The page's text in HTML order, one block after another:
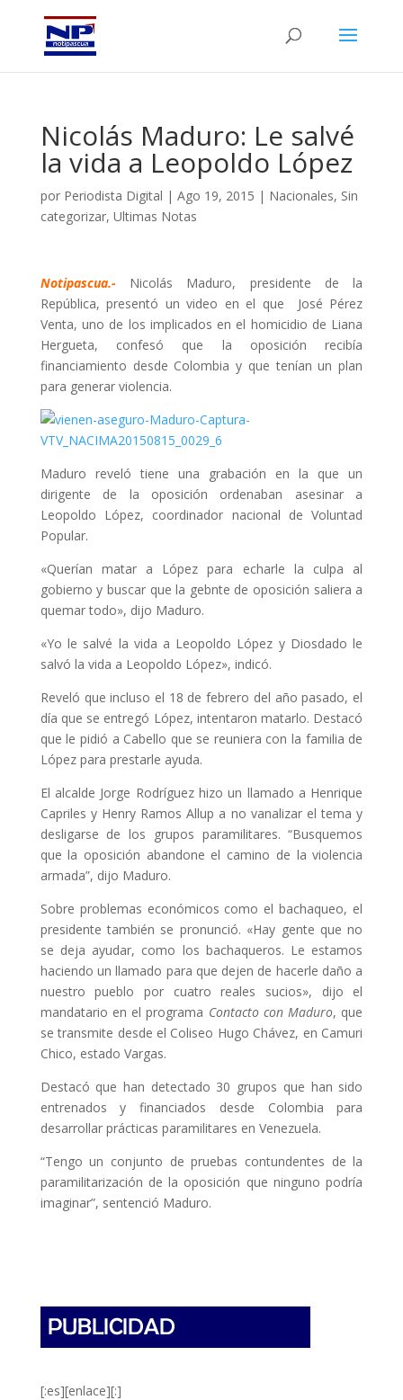
Nicolás Maduro: Le salvé
la vida a Leopoldo López
por Periodista Digital | Ago 19, 2015 | Nacionales, Sin
categorizar, Ultimas Notas
Notipascua.-
Nicolás Maduro, presidente de la
República, presentó un video en el que José Pérez
Venta, uno de los implicados en el homicidio de Liana
Hergueta, confesó que la oposición recibía
financiamiento desde Colombia y que tenían un plan
para generar violencia.
Maduro reveló tiene una grabación en la que un
dirigente de la oposición ordenaban asesinar a
Leopoldo López, coordinador nacional de Voluntad
Popular.
«Querían matar a López para echarle la culpa al
gobierno y buscar que la gebnte de oposición saliera a
quemar todo», dijo Maduro.
«Yo le salvé la vida a Leopoldo López y Diosdado le
salvó la vida a Leopoldo López», indicó.
Reveló que incluso el 18 de febrero del año pasado, el
día que se entregó López, intentaron matarlo. Destacó
que le pidió a Cabello que se reuniera con la familia de
López para prestarle ayuda.
El alcalde Jorge Rodríguez hizo un llamado a Henrique
Capriles y Henry Ramos Allup a no vanalizar el tema y
desligarse de los grupos paramilitares. “Busquemos
que la oposición abandone el camino de la violencia
armada”, dijo Maduro.
Sobre problemas económicos como el bachaqueo, el
presidente también se pronunció. «Hay gente que no
se deja ayudar, como los bachaqueros. Le estamos
haciendo un llamado para que dejen de hacerle daño a
nuestro pueblo por cuatro reales sucios», dijo el
mandatario en el programa Contacto con Maduro, que
se transmite desde el Coliseo Hugo Chávez, en Camuri
Chico, estado Vargas.
Destacó que han detectado 30 grupos que han sido
entrenados y financiados desde Colombia para
desarrollar prácticas paramilitares en Venezuela.
“Tengo un conjunto de pruebas contundentes de la
paramilitarización de la oposición que ninguno podría
imaginar”, sentenció Maduro.
[:es][enlace][:]